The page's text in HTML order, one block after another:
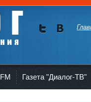
Газета "Диалог-ТВ"